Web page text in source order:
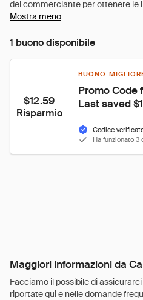
Mostra meno
1 buono disponibile
$12.59
Risparmio
BUONO
Promo Code
Last saved
Codice
Ha funzionato 3
Maggiori informazioni da
Facciamo il possibile di
riportate qui e nelle domande